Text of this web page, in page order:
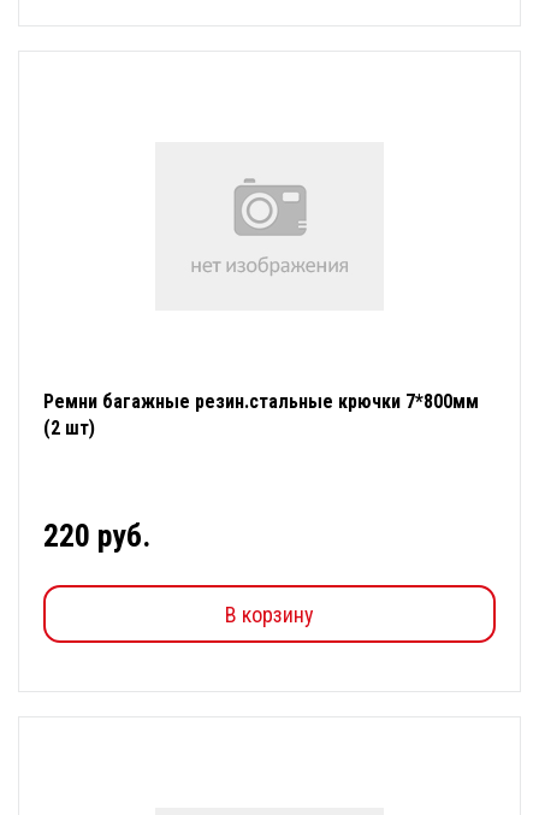
Ремни багажные резин.стальные крючки 7*800мм
(2 шт)
220 руб.
В корзину